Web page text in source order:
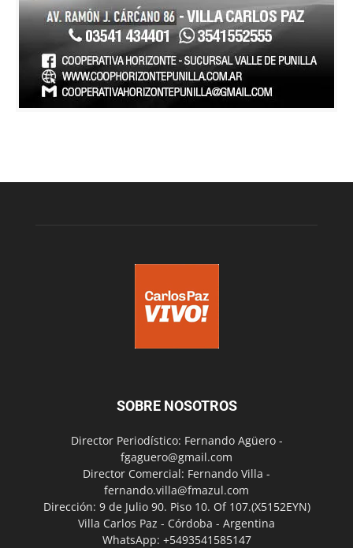
SOBRE NOSOTROS
Director Periodístico: Fernando Agüero -
fgaguero@gmail.com
Director Comercial: Fernando Villa -
fernando.villa@fmazul.com
Dirección: 9 de Julio 90. Piso 10. Of 107.(X5152EYN)
Villa Carlos Paz - Córdoba - Argentina
WhatsApp: +5493541585147